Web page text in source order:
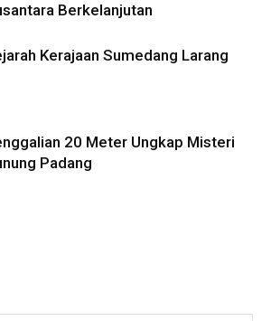
Berkelanjutan
Kerajaan Sumedang Larang
20 Meter Ungkap Misteri
Padang